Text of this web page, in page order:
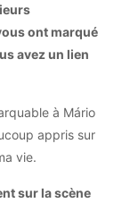
ont marqué
avez un lien
à Mário
appris sur
vie.
sur la scène